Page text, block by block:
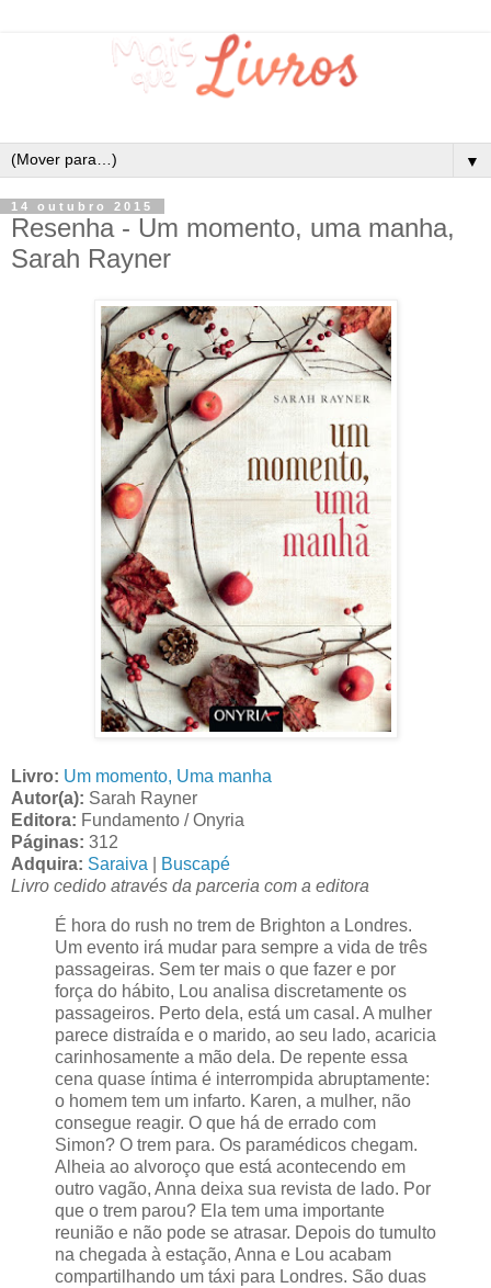
▼
14 outubro 2015
Resenha - Um momento, uma manha,
Sarah Rayner
Livro: Um momento, Uma manha
Autor(a): Sarah Rayner
Editora: Fundamento / Onyria
Páginas: 312
Adquira: Saraiva
Buscapé
Livro cedido através da parceria com a editora
É hora do rush no trem de Brighton a Londres.
Um evento irá mudar para sempre a vida de três
passageiras. Sem ter mais o que fazer e por
força do hábito, Lou analisa discretamente os
passageiros. Perto dela, está um casal. A mulher
parece distraída e o marido, ao seu lado, acaricia
carinhosamente a mão dela. De repente essa
cena quase íntima é interrompida abruptamente:
o homem tem um infarto. Karen, a mulher, não
consegue reagir. O que há de errado com
Simon? O trem para. Os paramédicos chegam.
Alheia ao alvoroço que está acontecendo em
outro vagão, Anna deixa sua revista de lado. Por
que o trem parou? Ela tem uma importante
reunião e não pode se atrasar. Depois do tumulto
na chegada à estação, Anna e Lou acabam
compartilhando um táxi para Londres. São duas